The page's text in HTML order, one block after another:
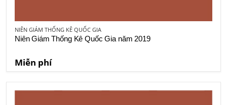
NIÊN GIÁM THỐNG KÊ QUỐC GIA
Niên Giám Thống Kê Quốc Gia năm 2019
Miễn phí